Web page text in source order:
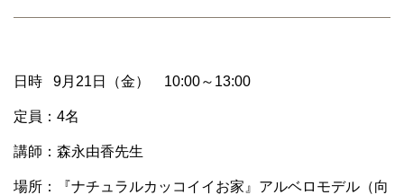
日時 9月21日（金） 10:00～13:00
定員：4名
講師：森永由香先生
場所：『ナチュラルカッコイイお家』アルベロモデル（向